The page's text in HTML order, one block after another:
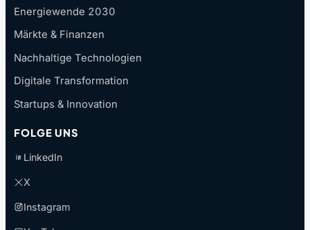
Energiewende 2030
Märkte & Finanzen
Nachhaltige Technologien
Digitale Transformation
Startups & Innovation
FOLGE UNS
LinkedIn
X
Instagram